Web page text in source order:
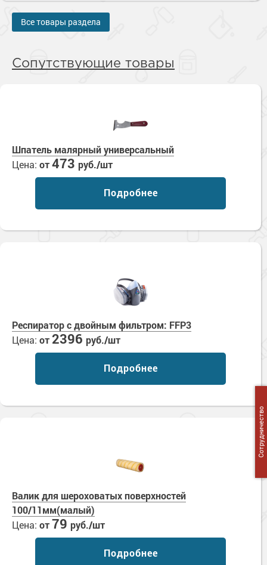
Все товары раздела
Сопутствующие товары
Шпатель малярный универсальный
Цена: от473 руб./шт
Подробнее
Респиратор с двойным фильтром: FFP3
Цена: от2396 руб./шт
Подробнее
Валик для шероховатых поверхностей
100/11мм(малый)
Цена: от79 руб./шт
Подробнее
Сотрудничество